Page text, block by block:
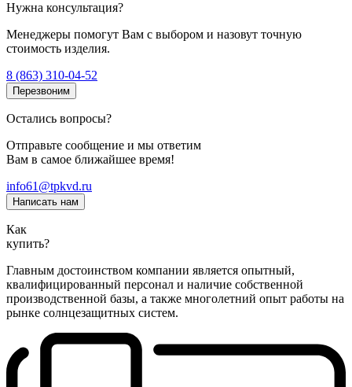
Нужна консультация?
Менеджеры помогут Вам с выбором и назовут точную
стоимость изделия.
8 (863) 310-04-52
Перезвоним
Остались вопросы?
Отправьте сообщение и мы ответим
Вам в самое ближайшее время!
info61@tpkvd.ru
Написать нам
Как
купить?
Главным достоинством компании является опытный,
квалифицированный персонал и наличие собственной
производственной базы, а также многолетний опыт работы на
рынке солнцезащитных систем.